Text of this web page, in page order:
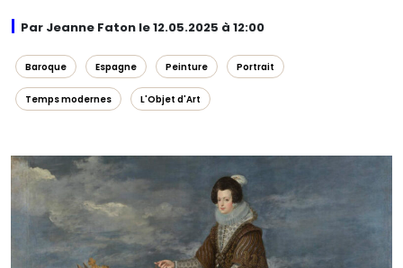
Par Jeanne Faton le 12.05.2025 à 12:00
Baroque Espagne Peinture Portrait
Temps modernes L'Objet d'Art